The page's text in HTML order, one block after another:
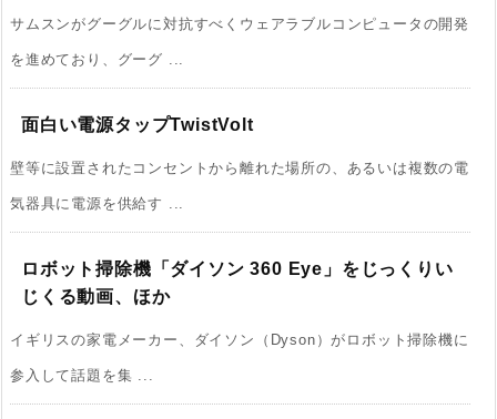
サムスンがグーグルに対抗すべくウェアラブルコンピュータの開発
を進めており、グーグ ...
面白い電源タップTwistVolt
壁等に設置されたコンセントから離れた場所の、あるいは複数の電
気器具に電源を供給す ...
ロボット掃除機「ダイソン 360 Eye」をじっくりい
じくる動画、ほか
イギリスの家電メーカー、ダイソン（Dyson）がロボット掃除機に
参入して話題を集 ...